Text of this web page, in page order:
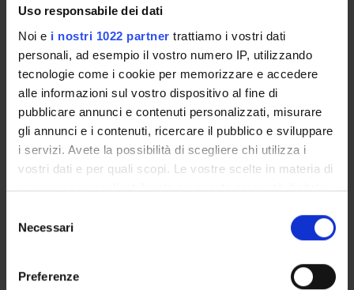
Uso responsabile dei dati
Noi e i nostri 1022 partner trattiamo i vostri dati
personali, ad esempio il vostro numero IP, utilizzando
tecnologie come i cookie per memorizzare e accedere
alle informazioni sul vostro dispositivo al fine di
pubblicare annunci e contenuti personalizzati, misurare
gli annunci e i contenuti, ricercare il pubblico e sviluppare
i servizi. Avete la possibilità di scegliere chi utilizza i
vostri dati e per quali scopi. Le vostre scelte in materia di
privacy sono applicabili solo su questa proprietà digitale
modificare o revocare il proprio consenso in qualsiasi
momento dalla Dichiarazione sui cookie o facendo clic
delNecessari
Preferenze
Courses
Academic Calendar
Degree Programme
Exam calendar
Governing bodies
Notices
Documents
STUDYING
COURSES
COURSES